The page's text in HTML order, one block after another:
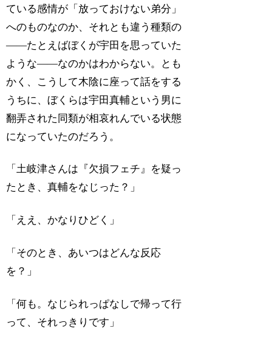
ている感情が「放っておけない弟分」
へのものなのか、それとも違う種類の
――たとえばぼくが宇田を思っていた
ような――なのかはわからない。とも
かく、こうして木陰に座って話をする
うちに、ぼくらは宇田真輔という男に
翻弄された同類が相哀れんでいる状態
になっていたのだろう。
「土岐津さんは『欠損フェチ』を疑っ
たとき、真輔をなじった？」
「ええ、かなりひどく」
「そのとき、あいつはどんな反応
を？」
「何も。なじられっぱなしで帰って行
って、それっきりです」